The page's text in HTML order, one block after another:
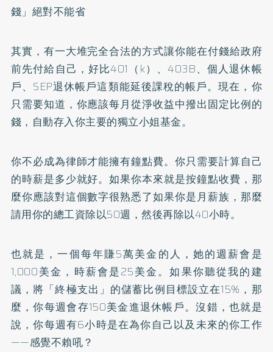
錢」絕對不能省
其實，有一大堆完全合法的方式讓你能在付錢給政府
前先付給自己，好比401（k）、403B、個人退休帳
戶、SEP退休帳戶這類能延後課稅的帳戶。現在，你
只需要知道，你應該每月從淨收益中撥出固定比例的
錢，自動存入你主要的獨立小姐基金。
你不必成為律師才能擁有鐘點費。你只需要計算自己
的時薪是多少就好。如果你本來就是按鐘點收費，那
麼你應該對這個數字很熟悉了如果你是月薪族，那麼
請用你的總工資除以50週，然後再除以40小時。
也就是，一個每年賺5萬美金的人，她的週薪會是
1,000美金，時薪會是25美金。如果你聽從我的建
議，將「終極支出」的儲蓄比例目標設立在15%，那
麼，你每週會存150美金進退休帳戶。沒錯，也就是
說，你每週有6小時是在為你自己以及未來的你工作
——感覺不賴吼？